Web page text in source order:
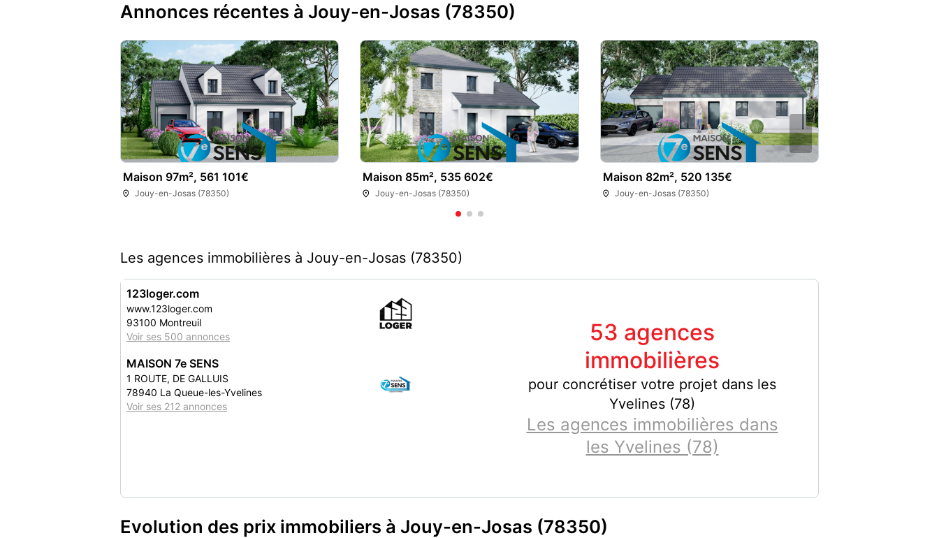
Annonces récentes à Jouy-en-Josas (78350)
Maison 97m², 561 101€
Jouy-en-Josas (78350)
Maison 85m², 535 602€
Jouy-en-Josas (78350)
Maison 82m², 520 135€
Jouy-en-Josas (78350)
Les agences immobilières à Jouy-en-Josas (78350)
123loger.com
www.123loger.com
93100 Montreuil
Voir ses 500 annonces
MAISON 7e SENS
1 ROUTE, DE GALLUIS
78940 La Queue-les-Yvelines
Voir ses 212 annonces
53 agences
immobilières
pour concrétiser votre projet dans les
Yvelines (78)
Les agences immobilières dans
les Yvelines (78)
Evolution des prix immobiliers à Jouy-en-Josas (78350)